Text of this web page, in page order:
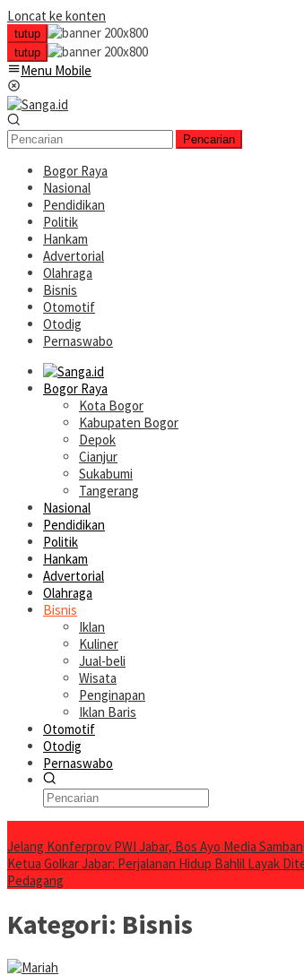
Loncat ke konten
tutup
tutup
Menu Mobile
Pencarian
Bogor Raya
Nasional
Pendidikan
Politik
Hankam
Advertorial
Olahraga
Bisnis
Otomotif
Otodig
Pernaswabo
Bogor Raya
Kota Bogor
Kabupaten Bogor
Depok
Cianjur
Sukabumi
Tangerang
Nasional
Pendidikan
Politik
Hankam
Advertorial
Olahraga
Bisnis
Iklan
Kuliner
Jual-beli
Wisata
Penginapan
Iklan Baris
Otomotif
Otodig
Pernaswabo
Jelang Konferprov PWI Jabar, Bos Ayo Media
Ketua Golkar Jabar: Perjalanan Hidup Bahlil Layak
Pedagang
Kategori: Bisnis